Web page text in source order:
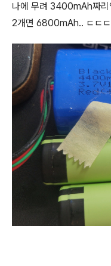
나에 무려 3400mAh짜리
2개면 6800mAh.. ㄷㄷㄷ